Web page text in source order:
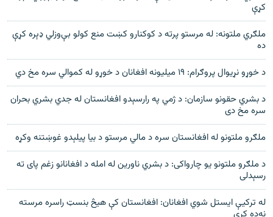
کړې
ملګري ملتونه: له مرستو پرته د کوکنارو کښت منع کولو بې‌وزلي ډېره کړې
ده
د خوړو نړيوال پروګرام: ۱۹ ميليونه افغانان د خوړو له کموالي سره مخ دي
د بشري حقونو سازمان: د ژمي په رارسېدو افغانستان له جدي بشري بحران
سره مخ دی
ملګرو ملتونو له افغانستان سره د مالي مرستو د بیا پیلېدو غوښتنه وکړه
د ملګرو ملتونو يو چارواکی: د بشري ناورين له امله د افغانانو زغم پای ته
رسېدلی
له ترکيې ايستل شوي افغانان: افغانستان کې هيڅ بنسټ راسره مرسته